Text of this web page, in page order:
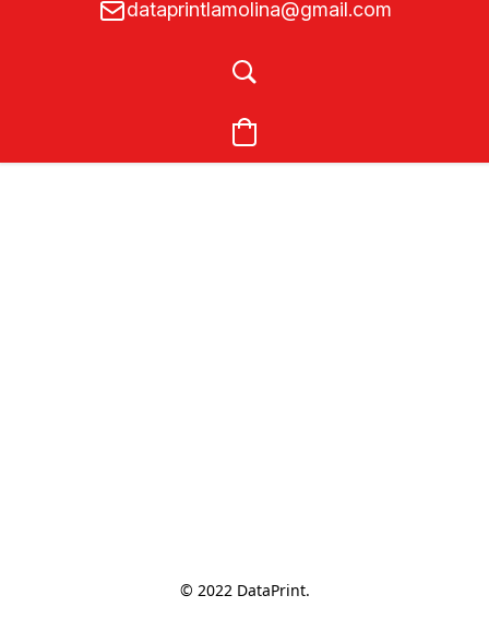
dataprintlamolina@gmail.com
© 2022 DataPrint.